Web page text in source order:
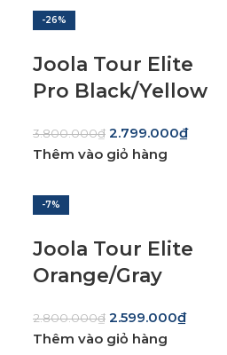
-26%
Joola Tour Elite
Pro Black/Yellow
3.800.000₫ 2.799.000₫
Thêm vào giỏ hàng
-7%
Joola Tour Elite
Orange/Gray
2.800.000₫ 2.599.000₫
Thêm vào giỏ hàng